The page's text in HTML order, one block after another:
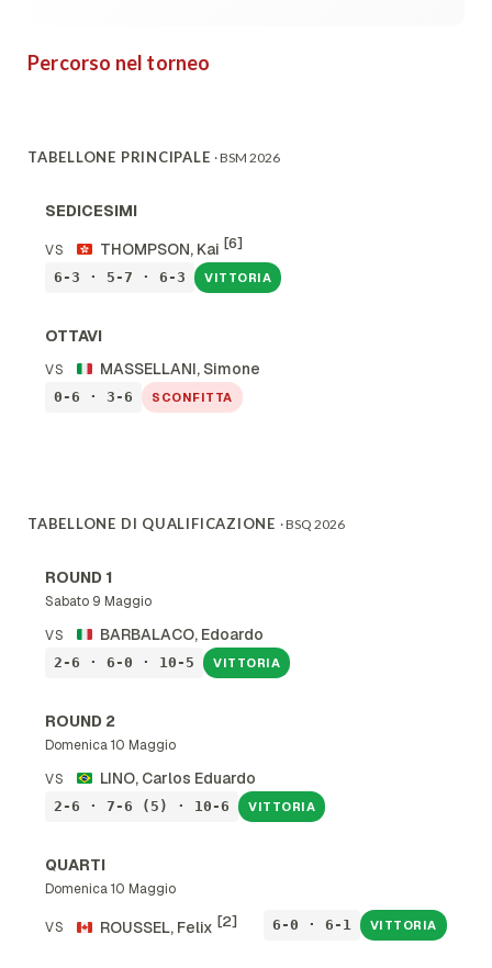
Percorso nel torneo
TABELLONE PRINCIPALE· BSM 2026
SEDICESIMI
VS THOMPSON, Kai [6]
6-3 · 5-7 · 6-3 VITTORIA
OTTAVI
VS MASSELLANI, Simone
0-6 · 3-6 SCONFITTA
TABELLONE DI QUALIFICAZIONE · BSQ 2026
ROUND 1
Sabato 9 Maggio
VS
BARBALACO, Edoardo
2-6 · 6-0 · 10-5 VITTORIA
ROUND 2
Domenica 10 Maggio
VS
LINO, Carlos Eduardo
2-6 · 7-6 (5) · 10-6 VITTORIA
QUARTI
Domenica 10 Maggio
VS ROUSSEL, Felix [2] 6-0 · 6-1 VITTORIA